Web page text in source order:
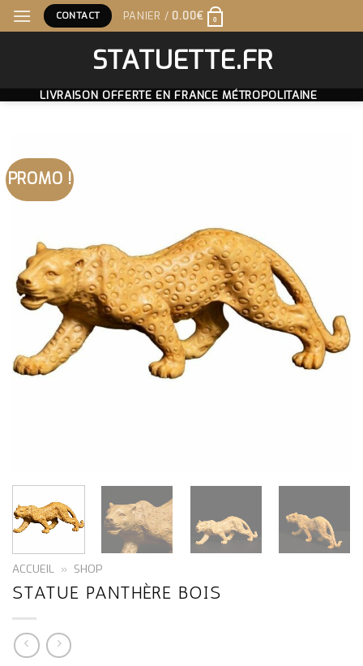
Skip
to
CONTACT PANIER / 0.00€ 0
STATUETTE.FR
LIVRAISON OFFERTE EN FRANCE MÉTROPOLITAINE
PROMO !
ACCUEIL » SHOP
STATUE PANTHÈRE BOIS